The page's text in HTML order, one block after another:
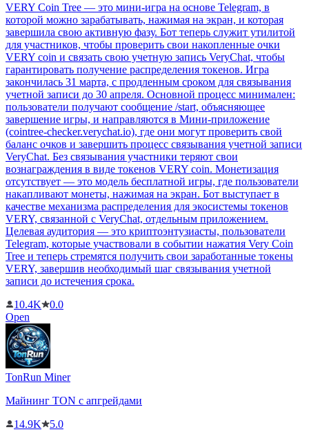
VERY Coin Tree — это мини-игра на основе Telegram, в
которой можно зарабатывать, нажимая на экран, и которая
завершила свою активную фазу. Бот теперь служит утилитой
для участников, чтобы проверить свои накопленные очки
VERY coin и связать свою учетную запись VeryChat, чтобы
гарантировать получение распределения токенов. Игра
закончилась 31 марта, с продленным сроком для связывания
учетной записи до 30 апреля. Основной процесс минимален:
пользователи получают сообщение /start, объясняющее
завершение игры, и направляются в Мини-приложение
(cointree-checker.verychat.io), где они могут проверить свой
баланс очков и завершить процесс связывания учетной записи
VeryChat. Без связывания участники теряют свои
вознаграждения в виде токенов VERY coin. Монетизация
отсутствует — это модель бесплатной игры, где пользователи
накапливают монеты, нажимая на экран. Бот выступает в
качестве механизма распределения для экосистемы токенов
VERY, связанной с VeryChat, отдельным приложением.
Целевая аудитория — это криптоэнтузиасты, пользователи
Telegram, которые участвовали в событии нажатия Very Coin
Tree и теперь стремятся получить свои заработанные токены
VERY, завершив необходимый шаг связывания учетной
записи до истечения срока.
10.4K
0.0
Open
TonRun Miner
Майнинг TON с апгрейдами
14.9K
5.0